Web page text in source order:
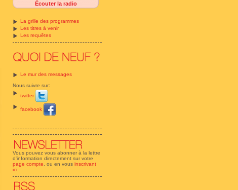
Écouter la radio
La grille des programmes
Les titres à venir
Les requêtes
Le mur des messages
Nous suivre sur:
twitter
facebook
Vous pouvez vous abonner à la lettre
d'information directement sur votre
page compte , ou en vous inscrivant
ici